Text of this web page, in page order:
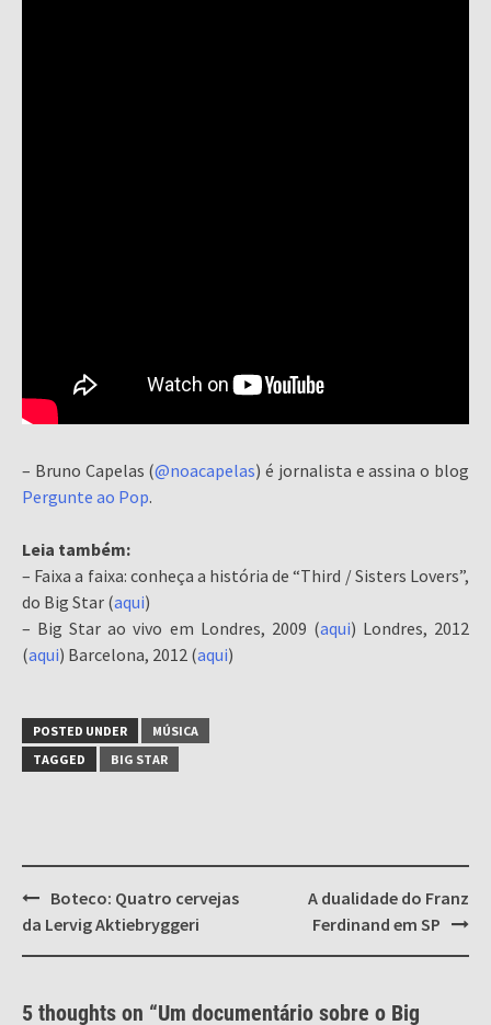
– Bruno Capelas (@noacapelas) é jornalista e assina o blog
Pergunte ao Pop.
Leia também:
– Faixa a faixa: conheça a história de “Third / Sisters Lovers”,
do Big Star (aqui)
– Big Star ao vivo em Londres, 2009 (aqui) Londres, 2012
(aqui) Barcelona, 2012 (aqui)
POSTED UNDER
MÚSICA
TAGGED
BIG STAR
Post
navigation
Boteco: Quatro cervejas
da Lervig Aktiebryggeri
A dualidade do Franz
Ferdinand em SP
5 thoughts on “Um documentário sobre o Big